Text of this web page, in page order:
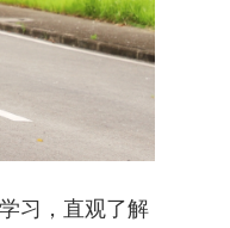
习，直观了解